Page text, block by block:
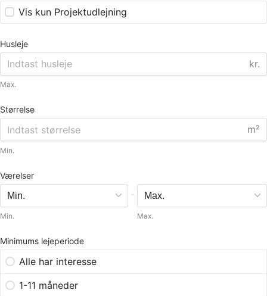
Vis kun Projektudlejning
Husleje
kr.
Max.
Størrelse
m²
Min.
Værelser
Min.
-
Max.
Minimums lejeperiode
Alle har interesse
1-11 måneder